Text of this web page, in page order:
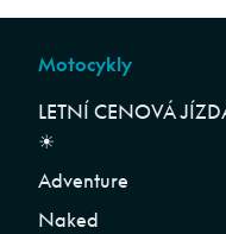
Motocykly
LETNÍ CENOVÁ
☀︎
Adventure
Naked